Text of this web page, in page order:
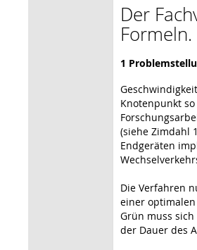
Der
Formeln.
1
Knotenpunkt
(siehe Zimdahl
Endgeräten
Die Verfahren
einer
Grün muss
der Dauer des